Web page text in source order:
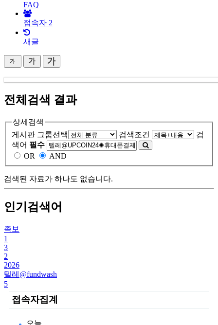
FAQ
접속자 2
새글
전체검색 결과
상세검색
게시판 그룹선택
검색조건
검
색어 필수
OR
AND
검색된 자료가 하나도 없습니다.
인기검색어
족보
1
3
2
2026
텔레@fundwash
5
접속자집계
오늘